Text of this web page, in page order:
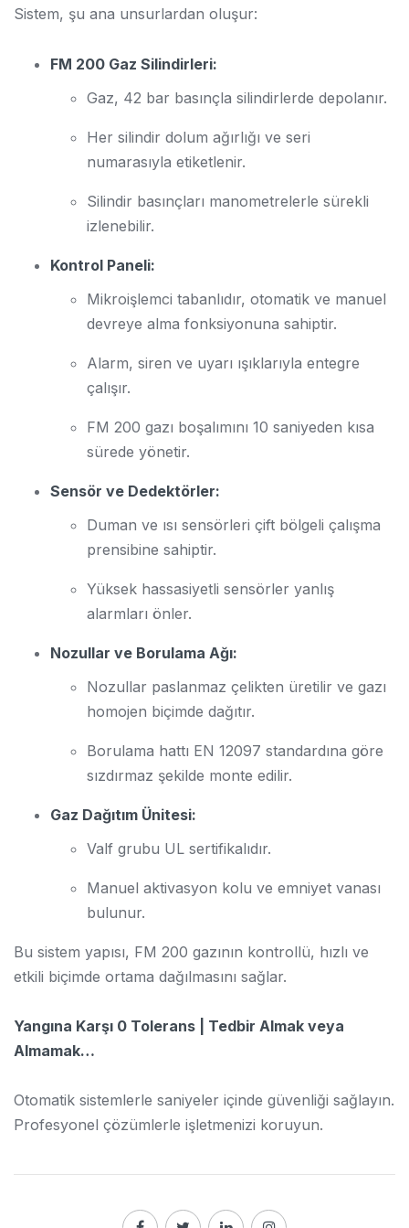
Sistem, şu ana unsurlardan oluşur:
FM 200 Gaz Silindirleri:
Gaz, 42 bar basınçla silindirlerde depolanır.
Her silindir dolum ağırlığı ve seri
numarasıyla etiketlenir.
Silindir basınçları manometrelerle sürekli
izlenebilir.
Kontrol Paneli:
Mikroişlemci tabanlıdır, otomatik ve manuel
devreye alma fonksiyonuna sahiptir.
Alarm, siren ve uyarı ışıklarıyla entegre
çalışır.
FM 200 gazı boşalımını 10 saniyeden kısa
sürede yönetir.
Sensör ve Dedektörler:
Duman ve ısı sensörleri çift bölgeli çalışma
prensibine sahiptir.
Yüksek hassasiyetli sensörler yanlış
alarmları önler.
Nozullar ve Borulama Ağı:
Nozullar paslanmaz çelikten üretilir ve gazı
homojen biçimde dağıtır.
Borulama hattı EN 12097 standardına göre
sızdırmaz şekilde monte edilir.
Gaz Dağıtım Ünitesi:
Valf grubu UL sertifikalıdır.
Manuel aktivasyon kolu ve emniyet vanası
bulunur.
Bu sistem yapısı, FM 200 gazının kontrollü, hızlı ve
etkili biçimde ortama dağılmasını sağlar.
Yangına Karşı 0 Tolerans | Tedbir Almak veya
Almamak…
Otomatik sistemlerle saniyeler içinde güvenliği sağlayın.
Profesyonel çözümlerle işletmenizi koruyun.